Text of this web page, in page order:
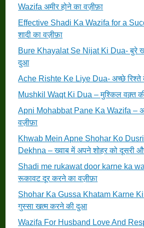
Wazifa अमीर होने का वज़ीफ़ा
Effective Shadi Ka Wazifa for a
शादी का वज़ीफ़ा
Bure Khayalat Se Nijat Ki Dua- बुरे
दुआ
Ache Rishte Ke Liye Dua- अच्छे
Mushkil Waqt Ki Dua – मुश्किल वक़्त
Apni Mohabbat Pane Ka Wazifa –
वज़ीफ़ा
Khwab Mein Apne Shohar Ko
Dekhna – ख्वाब में अपने शोहर को दूसरी
Shadi me rukawat door karne ka
रूकावट दूर करने का वज़ीफ़ा
Shohar Ka Gussa Khatam Karne Ki
गुस्सा खत्म करने की दुआ
Wazifa For Husband Love And